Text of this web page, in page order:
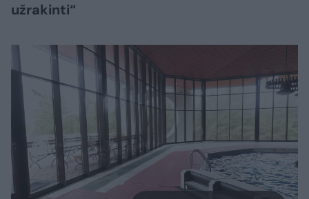
užrakinti“